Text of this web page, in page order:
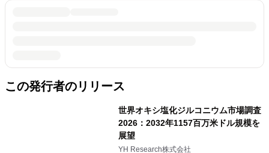
この発行者のリリース
世界オキシ塩化ジルコニウム市場調査
2026：2032年1157百万米ドル規模を
展望
YH Research株式会社